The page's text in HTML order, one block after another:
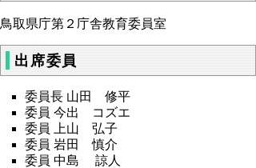
鳥取県庁第２庁舎教育委員室
出席委員
委員長 山田 修平
委員 今出 コズエ
委員 上山 弘子
委員 岩田 慎介
委員 中島 諒人